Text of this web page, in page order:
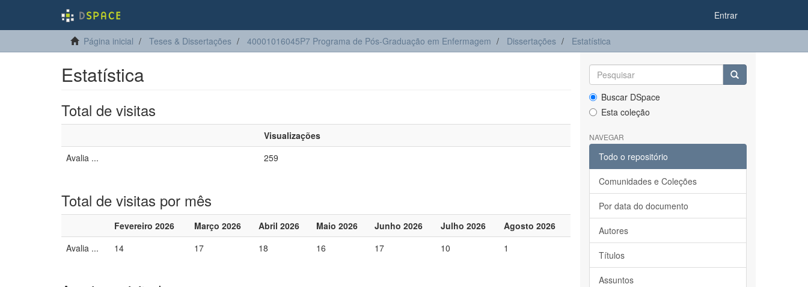
Entrar
Página inicial Teses & Dissertações 40001016045P7 Programa de Pós-Graduação em Enfermagem Dissertações Estatística
Estatística
Total de visitas
Visualizações
Avalia ...
259
Total de visitas por mês
Fevereiro 2026 Março 2026 Abril 2026 Maio 2026 Junho 2026 Julho 2026
Agosto 2026
Avalia ...
14 17 18 16 17 10 1
Buscar DSpace
Esta coleção
NAVEGAR
Todo o repositório
Comunidades e Coleções
Por data do documento
Autores
Títulos
Assuntos